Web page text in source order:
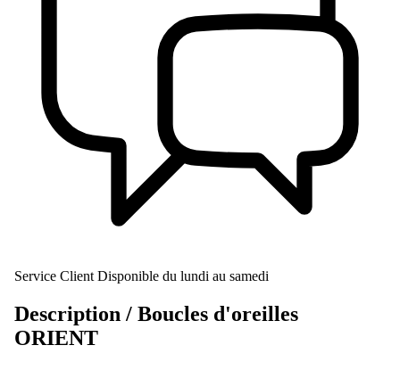
Service Client Disponible du lundi au samedi
Description / Boucles d'oreilles
ORIENT